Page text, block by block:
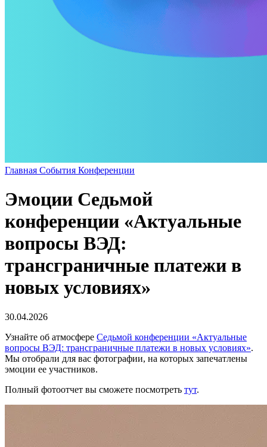
Главная События Конференции
Эмоции Седьмой
конференции «Актуальные
вопросы ВЭД:
трансграничные платежи в
новых условиях»
30.04.2026
Узнайте об атмосфере Седьмой конференции «Актуальные
вопросы ВЭД: трансграничные платежи в новых условиях».
Мы отобрали для вас фотографии, на которых запечатлены
эмоции ее участников.
Полный фотоотчет вы сможете посмотреть тут.